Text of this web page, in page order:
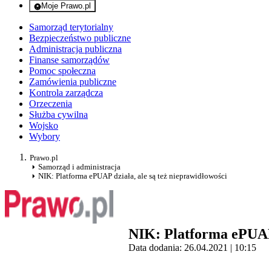
Moje Prawo.pl
- rejestracja i logowanie do serwisu
Samorząd terytorialny
Bezpieczeństwo publiczne
Administracja publiczna
Finanse samorządów
Pomoc społeczna
Zamówienia publiczne
Kontrola zarządcza
Orzeczenia
Służba cywilna
Wojsko
Wybory
Prawo.pl
Samorząd i administracja
NIK: Platforma ePUAP działa, ale są też nieprawidłowości
NIK: Platforma
Data dodania: 26.04.2021 | 10:15